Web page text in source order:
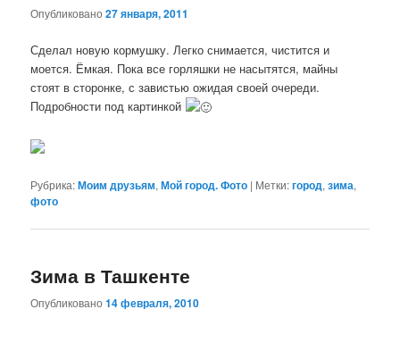
Опубликовано27 января, 2011
Сделал новую кормушку. Легко снимается, чистится и
моется. Ёмкая. Пока все горляшки не насытятся, майны
стоят в сторонке, с завистью ожидая своей очереди.
Подробности под картинкой
Рубрика:Моим друзьям,Мой город. Фото | Метки:город,зима,
фото
Зима в Ташкенте
Опубликовано14 февраля, 2010